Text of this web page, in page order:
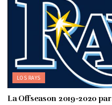
LOS RAYS
La Offseason 2019-2020